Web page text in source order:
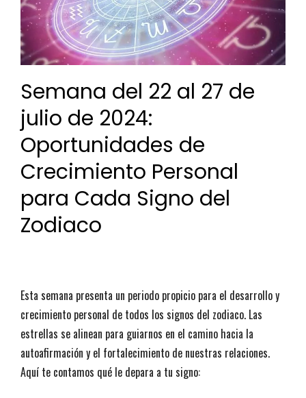
Semana del 22 al 27 de
julio de 2024:
Oportunidades de
Crecimiento Personal
para Cada Signo del
Zodiaco
Esta semana presenta un periodo propicio para el desarrollo y
crecimiento personal de todos los signos del zodiaco. Las
estrellas se alinean para guiarnos en el camino hacia la
autoafirmación y el fortalecimiento de nuestras relaciones.
Aquí te contamos qué le depara a tu signo: